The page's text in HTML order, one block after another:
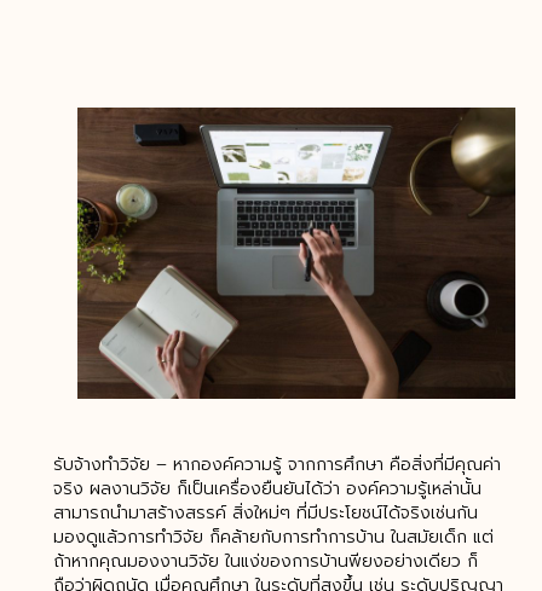
รับจ้างทำวิจัย – หากองค์ความรู้ จากการศึกษา คือสิ่งที่มีคุณค่า
จริง ผลงานวิจัย ก็เป็นเครื่องยืนยันได้ว่า องค์ความรู้เหล่านั้น
สามารถนำมาสร้างสรรค์ สิ่งใหม่ๆ ที่มีประโยชน์ได้จริงเช่นกัน
มองดูแล้วการทำวิจัย ก็คล้ายกับการทำการบ้าน ในสมัยเด็ก แต่
ถ้าหากคุณมองงานวิจัย ในแง่ของการบ้านพียงอย่างเดียว ก็
ถือว่าผิดถนัด เมื่อคุณศึกษา ในระดับที่สูงขึ้น เช่น ระดับปริญญา